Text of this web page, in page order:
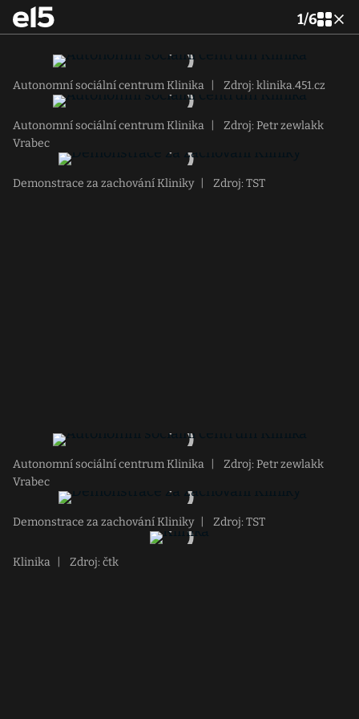
1/6
Autonomní sociální centrum Klinika Zdroj: klinika.451.cz
Autonomní sociální centrum Klinika
Zdroj: Petr zewlakk
Vrabec
Demonstrace za zachování Kliniky Zdroj: TST
Autonomní sociální centrum Klinika
Zdroj: Petr zewlakk
Vrabec
Demonstrace za zachování Kliniky Zdroj: TST
Klinika Zdroj: čtk